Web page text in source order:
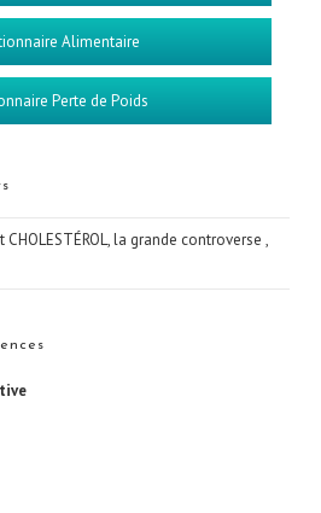
Alimentaire
Perte de Poids
CHOLESTÉROL, la grande controverse ,